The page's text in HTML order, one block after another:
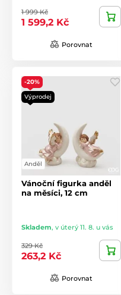
1 999 Kč
1 599,2 Kč
Porovnat
-20%
Výprodej
Anděl
Vánoční figurka anděl
na měsíci, 12 cm
Skladem, v úterý 11. 8. u vás
329 Kč
263,2 Kč
Porovnat